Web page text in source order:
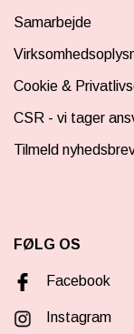
Samarbejde
Cookie &
CSR - vi tager
Tilmeld
FØLG OS
Facebook
Instagram